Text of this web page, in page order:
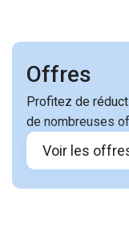
Offres
Profitez de
de nombreuses
Voir les